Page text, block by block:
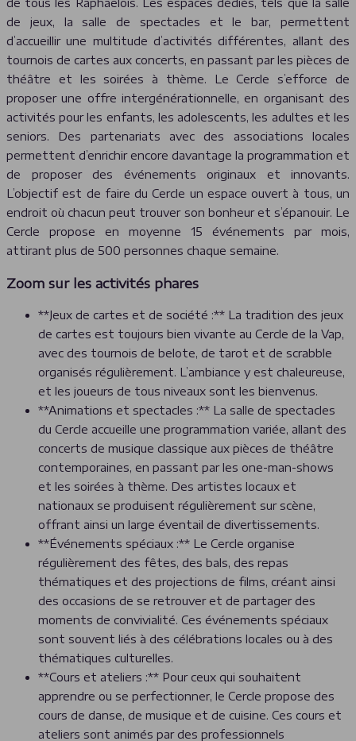
de tous les Raphaëlois. Les espaces dédiés, tels que la salle
de jeux, la salle de spectacles et le bar, permettent
d’accueillir une multitude d’activités différentes, allant des
tournois de cartes aux concerts, en passant par les pièces de
théâtre et les soirées à thème. Le Cercle s’efforce de
proposer une offre intergénérationnelle, en organisant des
activités pour les enfants, les adolescents, les adultes et les
seniors. Des partenariats avec des associations locales
permettent d’enrichir encore davantage la programmation et
de proposer des événements originaux et innovants.
L’objectif est de faire du Cercle un espace ouvert à tous, un
endroit où chacun peut trouver son bonheur et s’épanouir. Le
Cercle propose en moyenne 15 événements par mois,
attirant plus de 500 personnes chaque semaine.
Zoom sur les activités phares
**Jeux de cartes et de société :** La tradition des jeux
de cartes est toujours bien vivante au Cercle de la Vap,
avec des tournois de belote, de tarot et de scrabble
organisés régulièrement. L’ambiance y est chaleureuse,
et les joueurs de tous niveaux sont les bienvenus.
**Animations et spectacles :** La salle de spectacles
du Cercle accueille une programmation variée, allant des
concerts de musique classique aux pièces de théâtre
contemporaines, en passant par les one-man-shows
et les soirées à thème. Des artistes locaux et
nationaux se produisent régulièrement sur scène,
offrant ainsi un large éventail de divertissements.
**Événements spéciaux :** Le Cercle organise
régulièrement des fêtes, des bals, des repas
thématiques et des projections de films, créant ainsi
des occasions de se retrouver et de partager des
moments de convivialité. Ces événements spéciaux
sont souvent liés à des célébrations locales ou à des
thématiques culturelles.
**Cours et ateliers :** Pour ceux qui souhaitent
apprendre ou se perfectionner, le Cercle propose des
cours de danse, de musique et de cuisine. Ces cours et
ateliers sont animés par des professionnels